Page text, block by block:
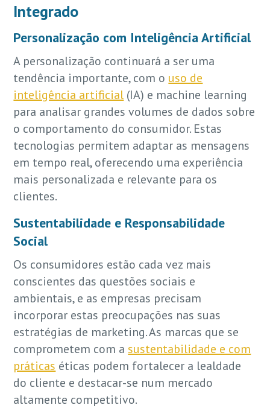
Integrado
Personalização com Inteligência Artificial
A personalização continuará a ser uma
tendência importante, com o uso de
inteligência artificial (IA) e machine learning
para analisar grandes volumes de dados sobre
o comportamento do consumidor. Estas
tecnologias permitem adaptar as mensagens
em tempo real, oferecendo uma experiência
mais personalizada e relevante para os
clientes.
Sustentabilidade e Responsabilidade
Social
Os consumidores estão cada vez mais
conscientes das questões sociais e
ambientais, e as empresas precisam
incorporar estas preocupações nas suas
estratégias de marketing. As marcas que se
comprometem com asustentabilidade e com
práticas éticas podem fortalecer a lealdade
do cliente e destacar-se num mercado
altamente competitivo.